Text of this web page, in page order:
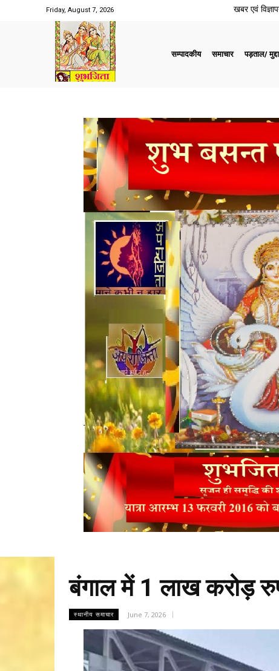
Friday, August 7, 2026 खबर एवं
सम्पादकीय समाचार पड़ताल/
बंगाल में 1 लाख करोड़
स्थानीय समाचार June 7, 2026